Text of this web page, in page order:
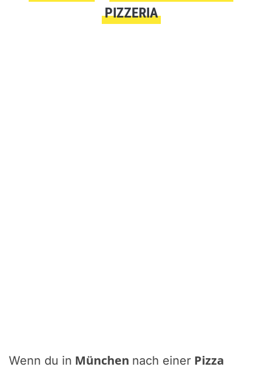
PIZZERIA
Wenn du in München nach einer Pizza